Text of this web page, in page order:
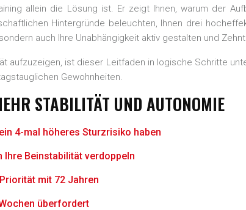
allein die Lösung ist. Er zeigt Ihnen, warum der
Hintergründe beleuchten, Ihnen drei
auch Ihre Unabhängigkeit aktiv gestalten und
aufzuzeigen, ist dieser Leitfaden in logische Schritte
Gewohnheiten.
STABILITÄT UND AUTONOMIE
4-mal höheres Sturzrisiko haben
Ihre Beinstabilität verdoppeln
mit 72 Jahren
überfordert